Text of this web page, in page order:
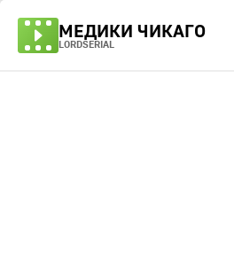
МЕДИКИ ЧИКАГО
LORDSERIAL